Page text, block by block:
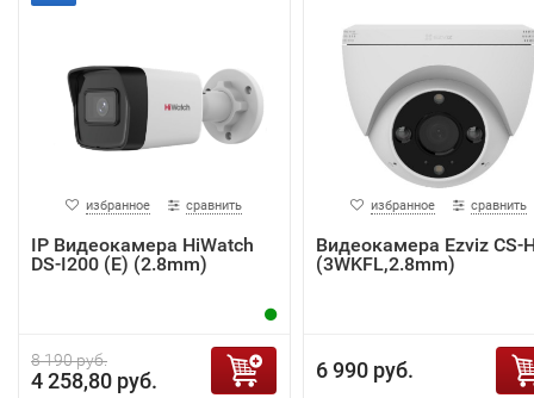
избранное сравнить
IP Видеокамера HiWatch
DS-I200 (E) (2.8mm)
8 190 руб.
4 258,80 руб.
избранное сравнить
Видеокамера Ezviz CS-
(3WKFL,2.8mm)
6 990 руб.